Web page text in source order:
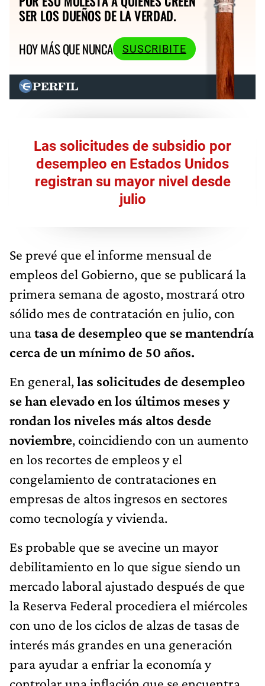
SER LOS DUEÑOS DE LA VERDAD.
HOY MÁS QUE NUNCA
SUSCRIBITE
Las solicitudes de subsidio por
desempleo en Estados Unidos
registran su mayor nivel desde
julio
Se prevé que el informe mensual de
empleos del Gobierno, que se publicará la
primera semana de agosto, mostrará otro
sólido mes de contratación en julio, con
unatasa de desempleo que se mantendría
cerca de un mínimo de 50 años.
En general,las solicitudes de desempleo
se han elevado en los últimos meses y
rondan los niveles más altos desde
noviembre, coincidiendo con un aumento
en los recortes de empleos y el
congelamiento de contrataciones en
empresas de altos ingresos en sectores
como tecnología y vivienda.
Es probable que se avecine un mayor
debilitamiento en lo que sigue siendo un
mercado laboral ajustado después de que
la Reserva Federal procediera el miércoles
con uno de los ciclos de alzas de tasas de
interés más grandes en una generación
para ayudar a enfriar la economía y